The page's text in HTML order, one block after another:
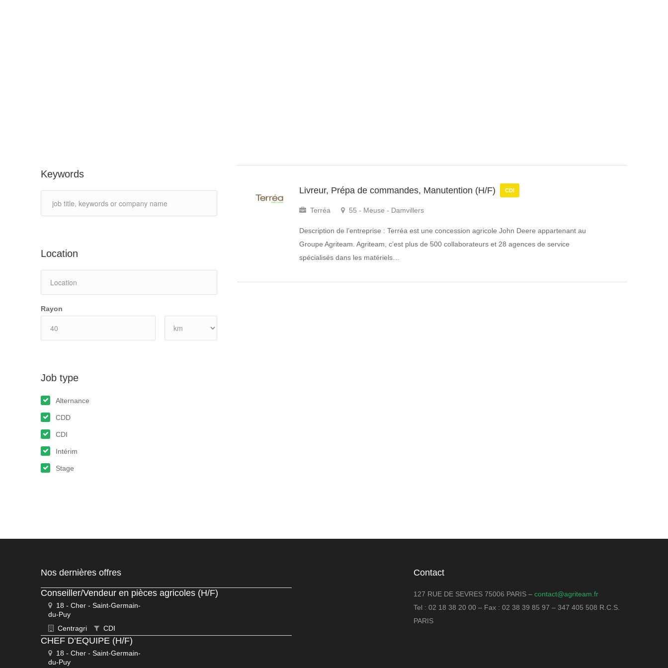
Keywords
Location
Rayon
Job type
Alternance
CDD
CDI
Intérim
Stage
Livreur, Prépa de commandes, Manutention (H/F) CDI
Terréa 55 - Meuse - Damvillers
Description de l’entreprise : Terréa est une concession agricole John Deere appartenant au
Groupe Agriteam. Agriteam, c’est plus de 500 collaborateurs et 28 agences de service
spécialisés dans les matériels…
Nos dernières offres
Conseiller/Vendeur en pièces agricoles (H/F)
18 - Cher - Saint-Germain-
du-Puy
Centragri
CDI
CHEF D’EQUIPE (H/F)
18 - Cher - Saint-Germain-
du-Puy
Contact
127 RUE DE SEVRES 75006 PARIS – contact@agriteam.fr
Tel : 02 18 38 20 00 – Fax : 02 38 39 85 97 – 347 405 508 R.C.S.
PARIS